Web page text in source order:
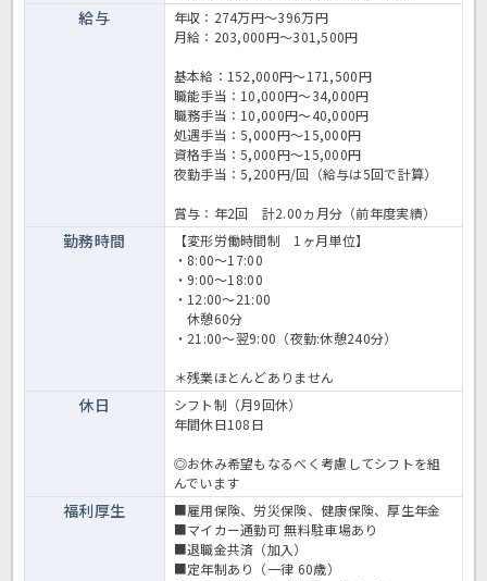
給与
年収：274万円～396万円
月給：203,000円～301,500円
基本給：152,000円～171,500円
職能手当：10,000円～34,000円
職務手当：10,000円～40,000円
処遇手当：5,000円～15,000円
資格手当：5,000円～15,000円
夜勤手当：5,200円/回（給与は5回で計算）
賞与：年2回 計2.00ヵ月分（前年度実績）
勤務時間
【変形労働時間制 1ヶ月単位】
・8:00～17:00
・9:00～18:00
・12:00～21:00
休憩60分
・21:00～翌9:00（夜勤:休憩240分）
＊残業ほとんどありません
休日
シフト制（月9回休）
年間休日108日
◎お休み希望もなるべく考慮してシフトを組
んでいます
福利厚生
■雇用保険、労災保険、健康保険、厚生年金
■マイカー通勤可 無料駐車場あり
■退職金共済（加入）
■定年制あり（一律 60歳）